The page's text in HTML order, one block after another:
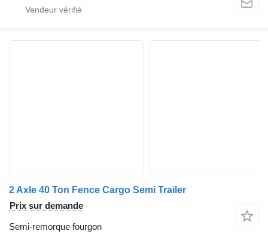
2 Axle 40 Ton Fence Cargo Semi Trailer
Prix sur demande
Semi-remorque fourgon